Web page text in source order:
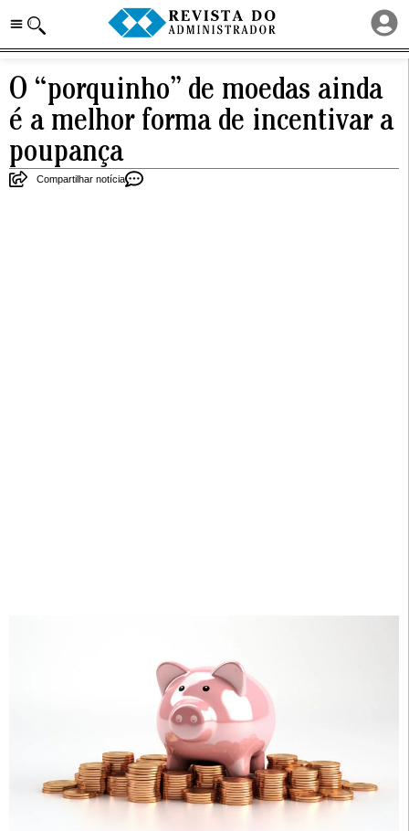
O “porquinho” de moedas ainda
é a melhor forma de incentivar a
poupança
Compartilhar notícia